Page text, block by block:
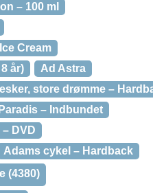
– 100 ml
Cream
år)
Ad Astra
store drømme –
– Indbundet
DVD
Adams cykel – Hardback
(4380)